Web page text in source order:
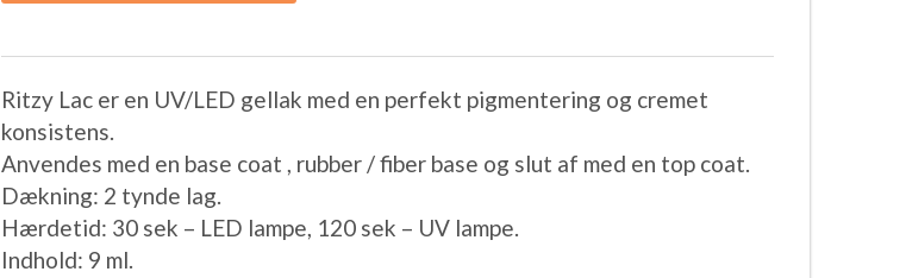
Ritzy Lac er en UV/LED gellak med en perfekt pigmentering og cremet
konsistens.
Anvendes med en base coat , rubber / fiber base og slut af med en top coat.
Dækning: 2 tynde lag.
Hærdetid: 30 sek – LED lampe, 120 sek – UV lampe.
Indhold: 9 ml.